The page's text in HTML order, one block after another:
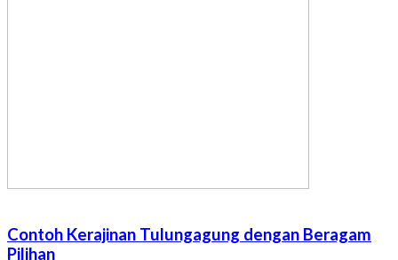
Contoh Kerajinan Tulungagung dengan Beragam
Pilihan